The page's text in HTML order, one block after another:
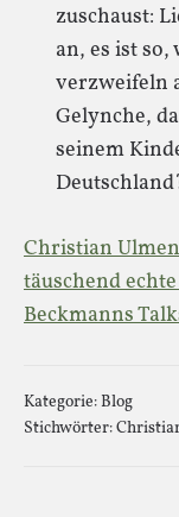
zuschaust:
an, es ist
verzweifeln
Gelynche,
seinem
Christian
täuschend
Beckmanns
Kategorie:Blog
Stichwörter: